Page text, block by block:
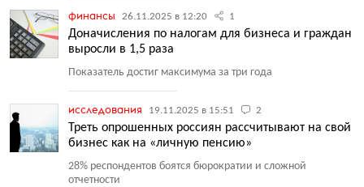
финансы 26.11.2025 в 12:20 1
Доначисления по налогам для бизнеса и граждан
выросли в 1,5 раза
Показатель достиг максимума за три года
исследования 19.11.2025 в 15:51 2
Треть опрошенных россиян рассчитывают на свой
бизнес как на «личную пенсию»
28% респондентов боятся бюрократии и сложной
отчетности